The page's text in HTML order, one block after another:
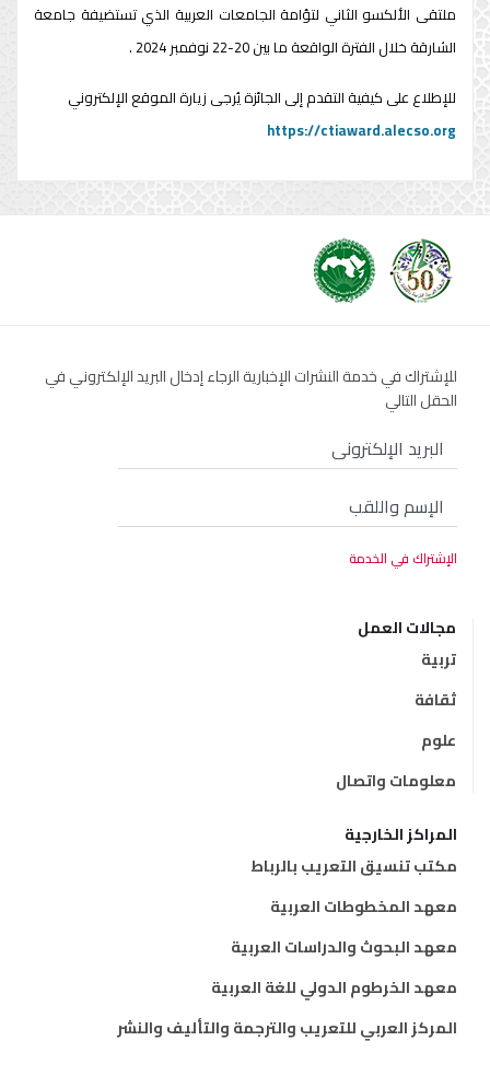
ملتقى الألكسو الثاني لتؤامة الجامعات العربية الذي تستضيفة جامعة
الشارقة خلال الفترة الواقعة ما بين 20-22 نوفمبر 2024 .
للإطلاع على كيفية التقدم إلى الجائزة يُرجى زيارة الموقع الإلكتروني
https://ctiaward.alecso.org
للإشتراك في خدمة النشرات الإخبارية الرجاء إدخال البريد الإلكتروني في
الحقل التالي
مجالات العمل
تربية
ثقافة
علوم
معلومات واتصال
المراكز الخارجية
مكتب تنسيق التعريب بالرباط
معهد المخطوطات العربية
معهد البحوث والدراسات العربية
معهد الخرطوم الدولي للغة العربية
المركز العربي للتعريب والترجمة والتأليف والنشر